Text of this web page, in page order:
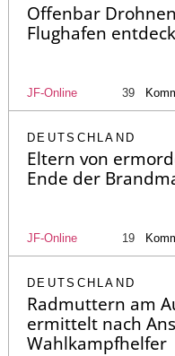
Offenbar
Flughafen
JF-Online 39
DEUTSCHLAND
Eltern von
Ende der
JF-Online 19
DEUTSCHLAND
Radmuttern am
ermittelt nach
Wahlkampfhelfer